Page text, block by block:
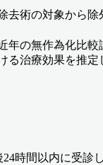
去術の対象から除
年の無作為化比
る治療効果を推定
時間以内に受診